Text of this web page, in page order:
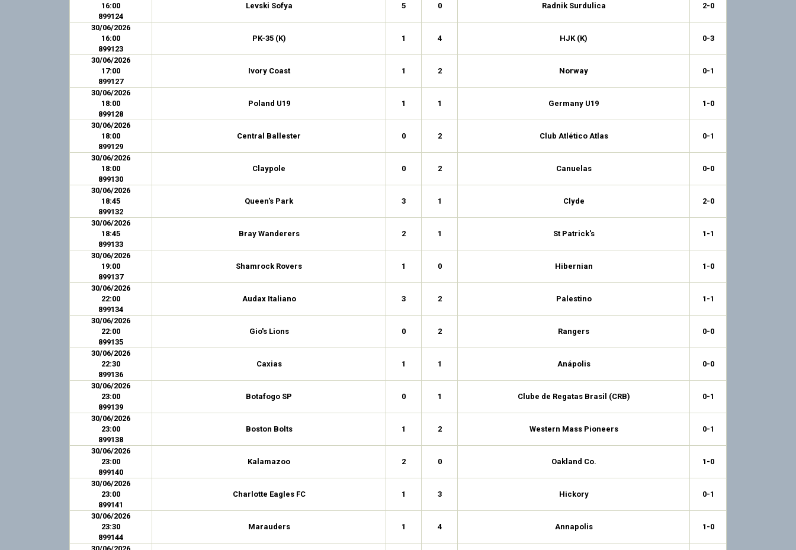
16:00
899124
Levski Sofya 5 0 Radnik Surdulica 2-0
30/06/2026
16:00
899123
PK-35 (K) 1 4 HJK (K) 0-3
30/06/2026
17:00
899127
Ivory Coast 1 2 Norway 0-1
30/06/2026
18:00
899128
Poland U19 1 1 Germany U19 1-0
30/06/2026
18:00
899129
Central Ballester 0 2 Club Atlético Atlas 0-1
30/06/2026
18:00
899130
Claypole 0 2 Canuelas 0-0
30/06/2026
18:45
899132
Queen's Park 3 1 Clyde 2-0
30/06/2026
18:45
899133
Bray Wanderers 2 1 St Patrick's 1-1
30/06/2026
19:00
899137
Shamrock Rovers 1 0 Hibernian 1-0
30/06/2026
22:00
899134
Audax Italiano 3 2 Palestino 1-1
30/06/2026
22:00
899135
Gio's Lions 0 2 Rangers 0-0
30/06/2026
22:30
899136
Caxias 1 1 Anápolis 0-0
30/06/2026
23:00
899139
Botafogo SP 0 1 Clube de Regatas Brasil (CRB) 0-1
30/06/2026
23:00
899138
Boston Bolts 1 2 Western Mass Pioneers 0-1
30/06/2026
23:00
899140
Kalamazoo 2 0 Oakland Co. 1-0
30/06/2026
23:00
899141
Charlotte Eagles FC 1 3 Hickory 0-1
30/06/2026
23:30
899144
Marauders 1 4 Annapolis 1-0